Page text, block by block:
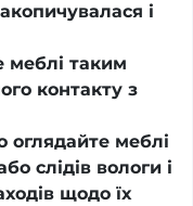
і
меблі таким
контакту з
оглядайте меблі
слідів вологи і
щодо їх